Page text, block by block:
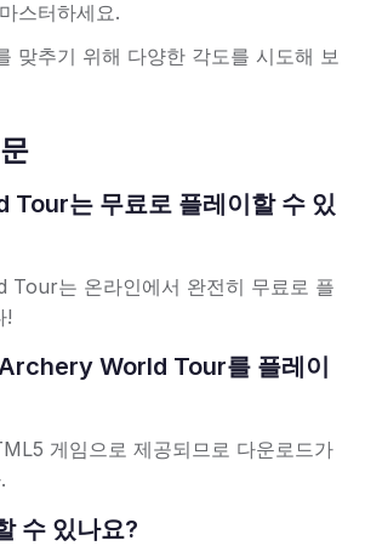
스터하세요.
맞추기 위해 다양한 각도를 시도해 보
는 무료로 플레이할 수 있
는 온라인에서 완전히 무료로 플
!
World Tour를 플레이
게임으로 제공되므로 다운로드가
수 있나요?